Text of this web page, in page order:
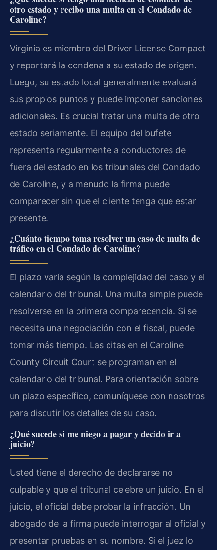
otro estado y recibo una multa en el Condado de
Caroline?
Virginia es miembro del Driver License Compact
y reportará la condena a su estado de origen.
Luego, su estado local generalmente evaluará
sus propios puntos y puede imponer sanciones
adicionales. Es crucial tratar una multa de otro
estado seriamente. El equipo del bufete
representa regularmente a conductores de
fuera del estado en los tribunales del Condado
de Caroline, y a menudo la firma puede
comparecer sin que el cliente tenga que estar
presente.
¿Cuánto tiempo toma resolver un caso de multa de
tráfico en el Condado de Caroline?
El plazo varía según la complejidad del caso y el
calendario del tribunal. Una multa simple puede
resolverse en la primera comparecencia. Si se
necesita una negociación con el fiscal, puede
tomar más tiempo. Las citas en el Caroline
County Circuit Court se programan en el
calendario del tribunal. Para orientación sobre
un plazo específico, comuníquese con nosotros
para discutir los detalles de su caso.
¿Qué sucede si me niego a pagar y decido ir a
juicio?
Usted tiene el derecho de declararse no
culpable y que el tribunal celebre un juicio. En el
juicio, el oficial debe probar la infracción. Un
abogado de la firma puede interrogar al oficial y
presentar pruebas en su nombre. Si el juez lo